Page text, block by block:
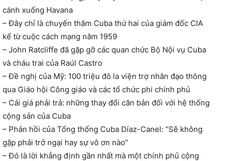
cánh xuống Havana
– Đây chỉ là chuyến thăm Cuba thứ hai của giám đốc CIA
kể từ cuộc cách mạng năm 1959
– John Ratcliffe đã gặp gỡ các quan chức Bộ Nội vụ Cuba
và cháu trai của Raúl Castro
– Đề nghị của Mỹ: 100 triệu đô la viện trợ nhân đạo thông
qua Giáo hội Công giáo và các tổ chức phi chính phủ
– Cái giá phải trả: những thay đổi căn bản đối với hệ thống
cộng sản của Cuba
– Phản hồi của Tổng thống Cuba Díaz-Canel: “Sẽ không
gặp phải trở ngại hay sự vô ơn nào”
– Đó là lời khẳng định gần nhất mà một chính phủ cộng